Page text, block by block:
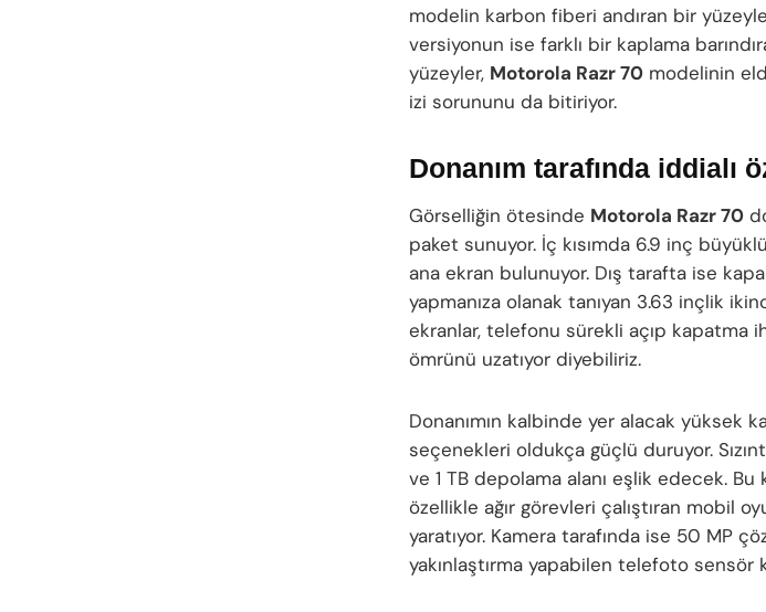
modelin karbon fiberi andıran bir
versiyonun ise farklı bir kaplama
yüzeyler, Motorola Razr 70 modelinin
izi sorununu da bitiriyor.
Donanım tarafında iddialı
Görselliğin ötesinde Motorola Razr 70
paket sunuyor. İç kısımda 6.9 inç
ana ekran bulunuyor. Dış tarafta ise
yapmanıza olanak tanıyan 3.63 inçlik
ekranlar, telefonu sürekli açıp kapatma
ömrünü uzatıyor diyebiliriz.
Donanımın kalbinde yer alacak yüksek
seçenekleri oldukça güçlü duruyor.
ve 1 TB depolama alanı eşlik edecek.
özellikle ağır görevleri çalıştıran mobil
yaratıyor. Kamera tarafında ise 50 MP
yakınlaştırma yapabilen telefoto sensör